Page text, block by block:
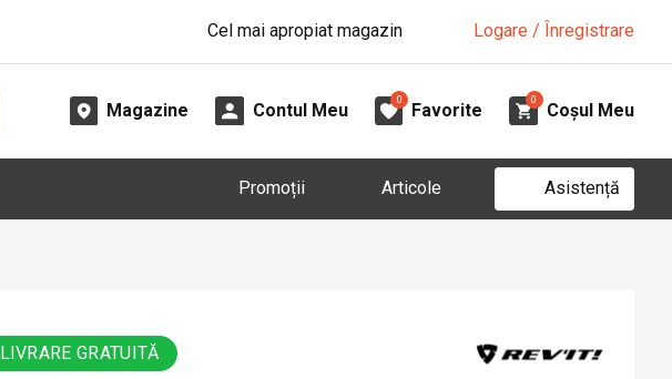
Cel mai apropiat magazin Logare / Înregistrare
Magazine Contul Meu
0
Favorite
0
Coșul Meu
Promoții Articole Asistență
LIVRARE GRATUITĂ